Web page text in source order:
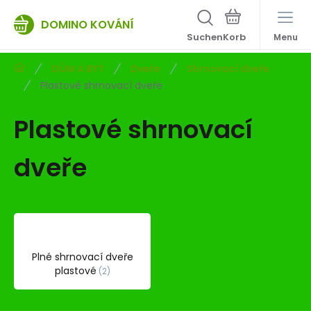
DOMINO KOVÁNÍ
Suchen Menu
DŮM A BYT Dveře
Shrnovací dveře
Plastové shrnovací dveře
Plastové shrnovací
dveře
Plné shrnovací dveře
plastové 2